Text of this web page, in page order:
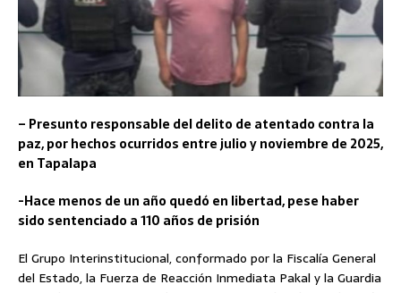
– Presunto responsable del delito de atentado contra la
paz, por hechos ocurridos entre julio y noviembre de 2025,
en Tapalapa
-Hace menos de un año quedó en libertad, pese haber
sido sentenciado a 110 años de prisión
El Grupo Interinstitucional, conformado por la Fiscalía General
del Estado, la Fuerza de Reacción Inmediata Pakal y la Guardia